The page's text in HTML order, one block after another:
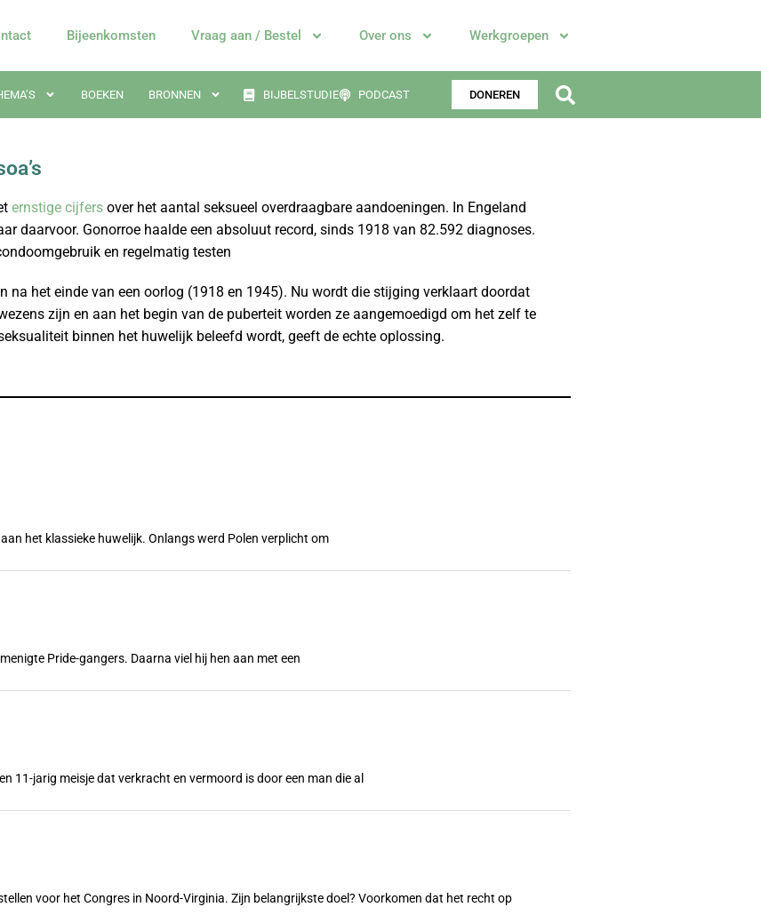
Bijeenkomsten Vraag aan / Bestel Over ons Werkgroepen
BOEKEN BRONNEN BIJBELSTUDIE PODCAST DONEREN
ernstige cijfers over het aantal seksueel overdraagbare aandoeningen. In Engeland
daarvoor. Gonorroe haalde een absoluut record, sinds 1918 van 82.592 diagnoses.
en regelmatig testen
na het einde van een oorlog (1918 en 1945). Nu wordt die stijging verklaart doordat
zijn en aan het begin van de puberteit worden ze aangemoedigd om het zelf te
binnen het huwelijk beleefd wordt, geeft de echte oplossing.
het klassieke huwelijk. Onlangs werd Polen verplicht om
Pride-gangers. Daarna viel hij hen aan met een
11-jarig meisje dat verkracht en vermoord is door een man die al
voor het Congres in Noord-Virginia. Zijn belangrijkste doel? Voorkomen dat het recht op